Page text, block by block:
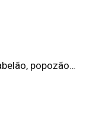
popozão…